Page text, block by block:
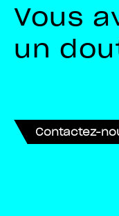
Vous
un
Contactez-